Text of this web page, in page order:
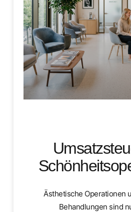
Ästhetische Operationen
Behandlungen sind